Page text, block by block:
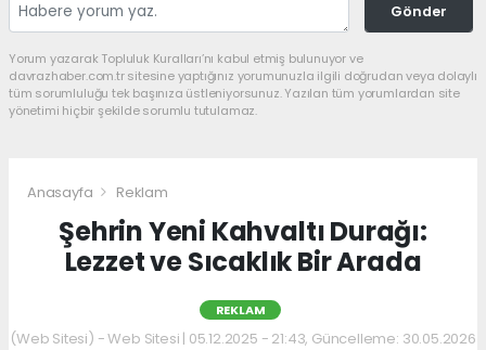
Gönder
Yorum yazarak Topluluk Kuralları’nı kabul etmiş bulunuyor ve
davrazhaber.com.tr sitesine yaptığınız yorumunuzla ilgili doğrudan veya dolaylı
tüm sorumluluğu tek başınıza üstleniyorsunuz. Yazılan tüm yorumlardan site
yönetimi hiçbir şekilde sorumlu tutulamaz.
Anasayfa Reklam
Şehrin Yeni Kahvaltı Durağı:
Lezzet ve Sıcaklık Bir Arada
REKLAM
(Web Sitesi) - Web Sitesi | 05.12.2025 - 21:43, Güncelleme: 30.05.2026